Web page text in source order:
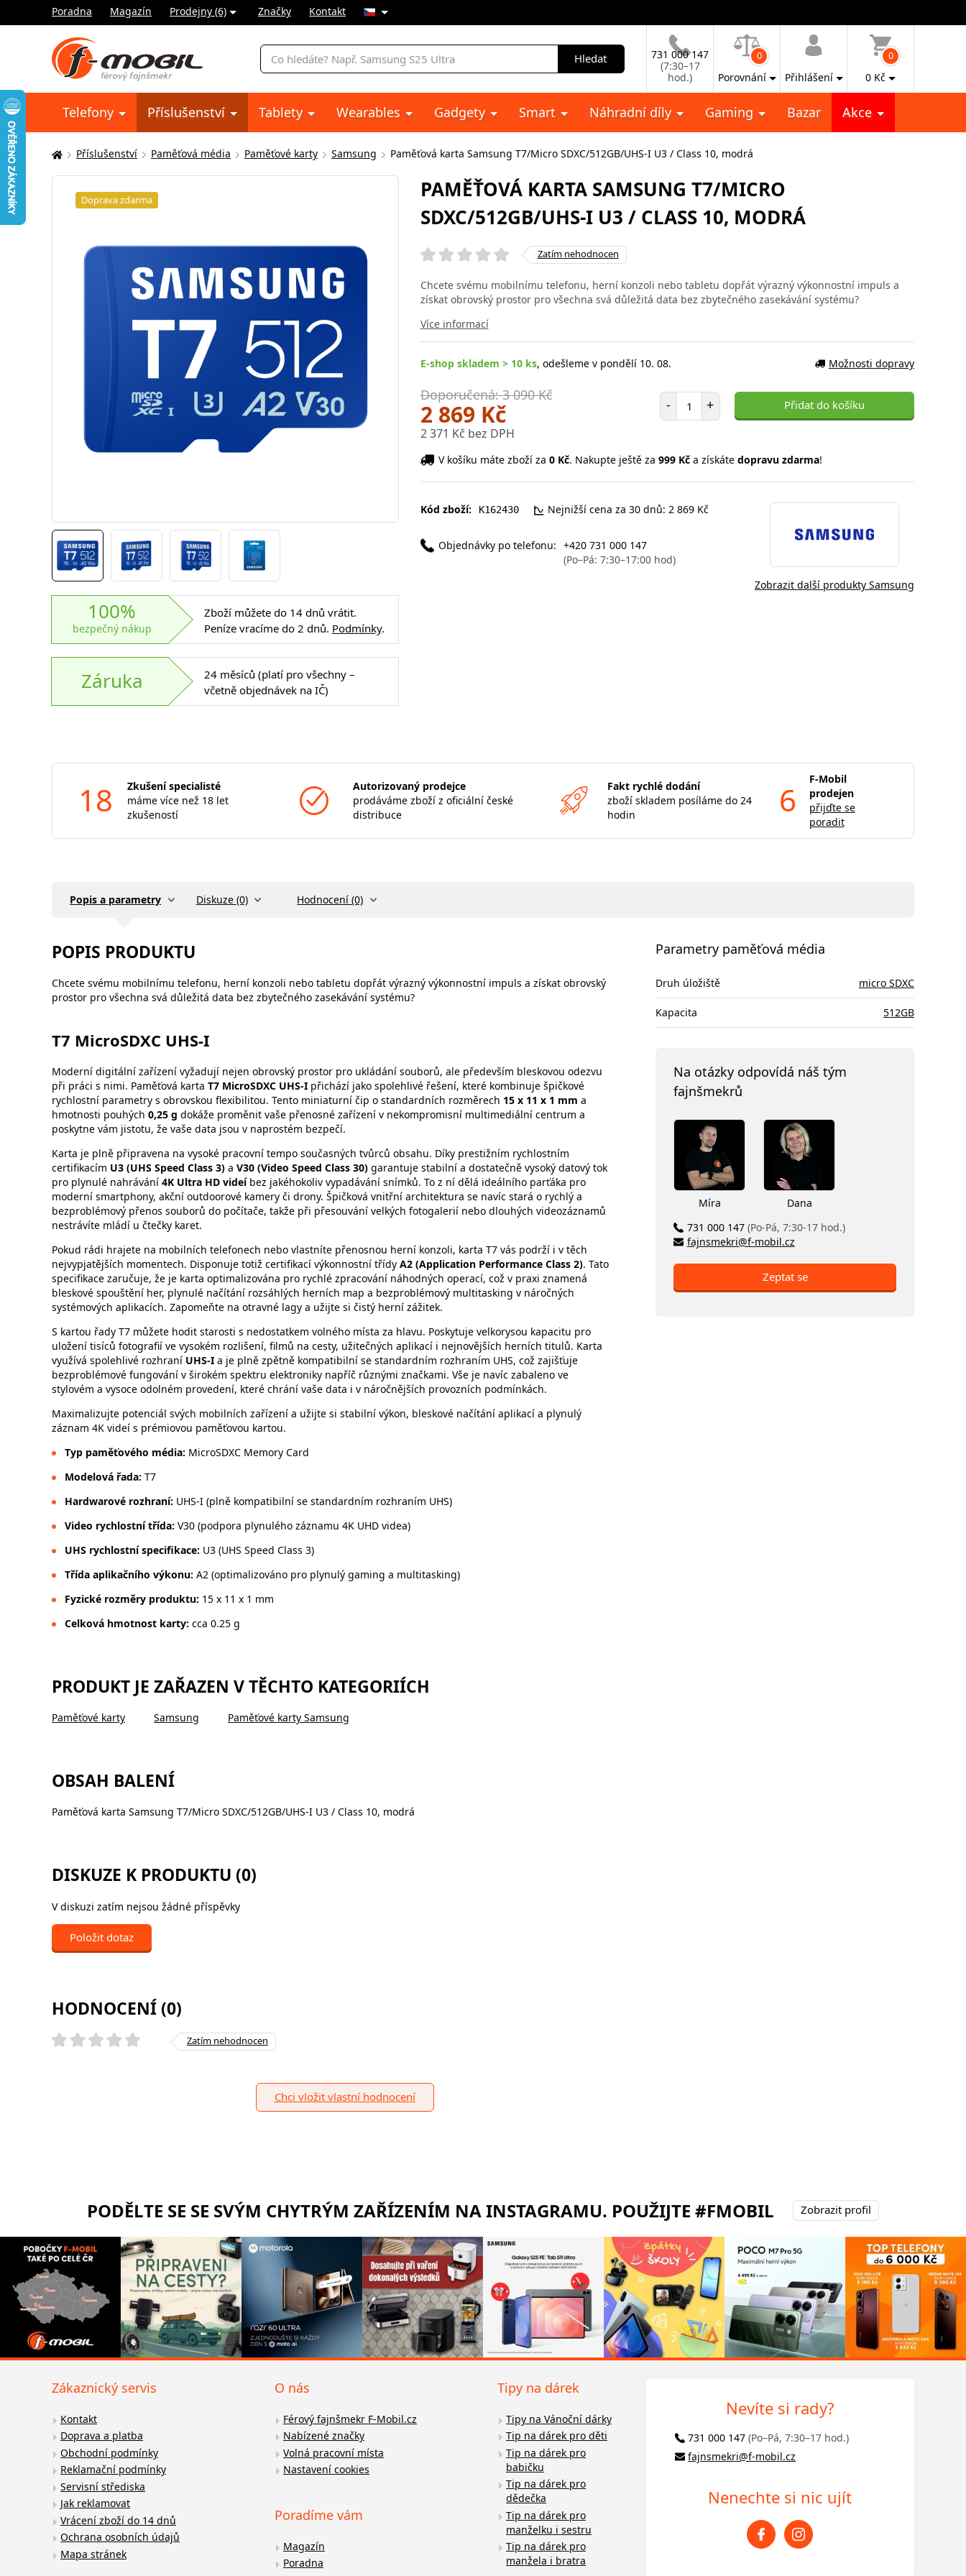
Poradna Magazín Prodejny (6) Značky Kontakt
Vyhledávání
Hledat
731 000 147
(7:30–17
hod.)
0
Porovnání Přihlášení
0
0 Kč
Telefony Příslušenství Tablety Wearables Gadgety Smart Náhradní díly Gaming Bazar Akce
Zde
se
Příslušenství Paměťová média Paměťové karty Samsung Paměťová karta Samsung T7/Micro SDXC/512GB/UHS-I U3 / Class 10, modrá
Doprava zdarma
100%
bezpečný nákup
Zboží můžete do 14 dnů vrátit.
Peníze vracíme do 2 dnů. Podmínky.
Záruka
24 měsíců (platí pro všechny –
včetně objednávek na IČ)
PAMĚŤOVÁ KARTA SAMSUNG T7/MICRO
SDXC/512GB/UHS-I U3 / CLASS 10, MODRÁ
Zatím nehodnocen
Chcete svému mobilnímu telefonu, herní konzoli nebo tabletu dopřát výrazný výkonnostní impuls a
získat obrovský prostor pro všechna svá důležitá data bez zbytečného zasekávání systému?
Více informací
E-shop skladem > 10 ks, odešleme v pondělí 10. 08. Možnosti dopravy
Doporučená: 3 090 Kč
2 869 Kč
2 371 Kč bez DPH
- Počet položek
+ Přidat do košíku
V košíku máte zboží za 0 Kč. Nakupte ještě za 999 Kča získáte dopravu zdarma!
Kód zboží: K162430 Nejnižší cena za 30 dnů: 2 869 Kč
Objednávky po telefonu: +420 731 000 147
(Po–Pá: 7:30–17:00 hod)
Zobrazit další produkty Samsung
18
Zkušení specialisté
máme více než 18 let
zkušeností
Autorizovaný prodejce
prodáváme zboží z oficiální české
distribuce
Fakt rychlé dodání
zboží skladem posíláme do 24
hodin
6
F-Mobil
prodejen
přijďte se
poradit
Popis a parametry Diskuze (0) Hodnocení (0)
POPIS PRODUKTU
Chcete svému mobilnímu telefonu, herní konzoli nebo tabletu dopřát výrazný výkonnostní impuls a získat obrovský
prostor pro všechna svá důležitá data bez zbytečného zasekávání systému?
T7 MicroSDXC UHS-I
Moderní digitální zařízení vyžadují nejen obrovský prostor pro ukládání souborů, ale především bleskovou odezvu
při práci s nimi. Paměťová karta T7 MicroSDXC UHS-I přichází jako spolehlivé řešení, které kombinuje špičkové
rychlostní parametry s obrovskou flexibilitou. Tento miniaturní čip o standardních rozměrech 15 x 11 x 1 mm a
hmotnosti pouhých 0,25 g dokáže proměnit vaše přenosné zařízení v nekompromisní multimediální centrum a
poskytne vám jistotu, že vaše data jsou v naprostém bezpečí.
Karta je plně připravena na vysoké pracovní tempo současných tvůrců obsahu. Díky prestižním rychlostním
certifikacím U3 (UHS Speed Class 3) a V30 (Video Speed Class 30) garantuje stabilní a dostatečně vysoký datový tok
pro plynulé nahrávání 4K Ultra HD videíbez jakéhokoliv vypadávání snímků. To z ní dělá ideálního parťáka pro
moderní smartphony, akční outdoorové kamery či drony. Špičková vnitřní architektura se navíc stará o rychlý a
bezproblémový přenos souborů do počítače, takže při přesouvání velkých fotogalerií nebo dlouhých videozáznamů
nestrávíte mládí u čtečky karet.
Pokud rádi hrajete na mobilních telefonech nebo vlastníte přenosnou herní konzoli, karta T7 vás podrží i v těch
nejvypjatějších momentech. Disponuje totiž certifikací výkonnostní třídy A2 (Application Performance Class 2). Tato
specifikace zaručuje, že je karta optimalizována pro rychlé zpracování náhodných operací, což v praxi znamená
bleskové spouštění her, plynulé načítání rozsáhlých herních map a bezproblémový multitasking v náročných
systémových aplikacích. Zapomeňte na otravné lagy a užijte si čistý herní zážitek.
S kartou řady T7 můžete hodit starosti s nedostatkem volného místa za hlavu. Poskytuje velkorysou kapacitu pro
uložení tisíců fotografií ve vysokém rozlišení, filmů na cesty, užitečných aplikací i nejnovějších herních titulů. Karta
využívá spolehlivé rozhraní UHS-I a je plně zpětně kompatibilní se standardním rozhraním UHS, což zajišťuje
bezproblémové fungování v širokém spektru elektroniky napříč různými značkami. Vše je navíc zabaleno ve
stylovém a vysoce odolném provedení, které chrání vaše data i v náročnějších provozních podmínkách.
Maximalizujte potenciál svých mobilních zařízení a užijte si stabilní výkon, bleskové načítání aplikací a plynulý
záznam 4K videí s prémiovou paměťovou kartou.
Typ paměťového média: MicroSDXC Memory Card
Modelová řada: T7
Hardwarové rozhraní: UHS-I (plně kompatibilní se standardním rozhraním UHS)
Video rychlostní třída: V30 (podpora plynulého záznamu 4K UHD videa)
UHS rychlostní specifikace: U3 (UHS Speed Class 3)
Třída aplikačního výkonu: A2 (optimalizováno pro plynulý gaming a multitasking)
Fyzické rozměry produktu: 15 x 11 x 1 mm
Celková hmotnost karty: cca 0.25 g
PRODUKT JE ZAŘAZEN V TĚCHTO KATEGORIÍCH
Paměťové karty Samsung Paměťové karty Samsung
OBSAH BALENÍ
Paměťová karta Samsung T7/Micro SDXC/512GB/UHS-I U3 / Class 10, modrá
DISKUZE K PRODUKTU (0)
V diskuzi zatím nejsou žádné příspěvky
Položit dotaz
HODNOCENÍ (0)
Zatím nehodnocen
Chci vložit vlastní hodnocení
Parametry paměťová média
Druh úložiště micro SDXC
Kapacita 512GB
Na otázky odpovídá náš tým
fajnšmekrů
Míra
Dana
731 000 147 (Po-Pá, 7:30-17 hod.)
fajnsmekri@f-mobil.cz
Zeptat se
PODĚLTE SE SE SVÝM CHYTRÝM ZAŘÍZENÍM NA INSTAGRAMU. POUŽIJTE #FMOBIL Zobrazit profil
Zákaznický servis
Kontakt
Doprava a platba
Obchodní podmínky
Reklamační podmínky
Servisní střediska
Jak reklamovat
Vrácení zboží do 14 dnů
Ochrana osobních údajů
Mapa stránek
O nás
Férový fajnšmekr F-Mobil.cz
Nabízené značky
Volná pracovní místa
Nastavení cookies
Poradíme vám
Magazín
Poradna
Tipy na dárek
Tipy na Vánoční dárky
Tip na dárek pro děti
Tip na dárek pro
babičku
Tip na dárek pro
dědečka
Tip na dárek pro
manželku i sestru
Tip na dárek pro
manžela i bratra
Nevíte si rady?
731 000 147 (Po–Pá, 7:30–17 hod.)
fajnsmekri@f-mobil.cz
Nenechte si nic ujít